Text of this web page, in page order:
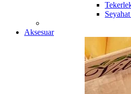
Seyahat
Aksesuar